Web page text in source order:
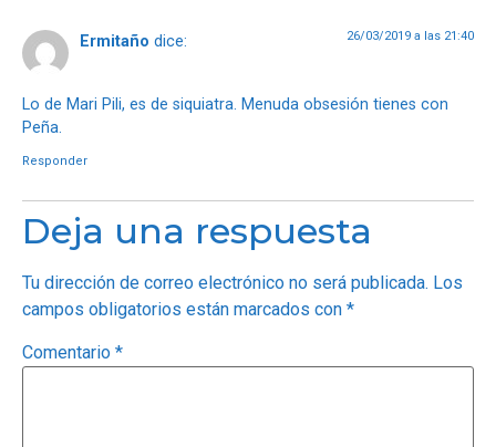
Ermitaño dice: 26/03/2019 a las 21:40
Lo de Mari Pili, es de siquiatra. Menuda obsesión tienes con
Peña.
Responder
Deja una respuesta
Tu dirección de correo electrónico no será publicada. Los
campos obligatorios están marcados con *
Comentario *